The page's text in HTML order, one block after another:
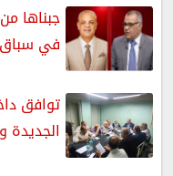
جبناها
في سباق
توافق
الجديدة